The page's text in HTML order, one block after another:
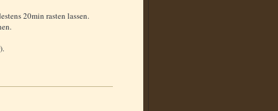
20min rasten lassen.